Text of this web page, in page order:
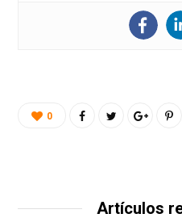
0
Artículos